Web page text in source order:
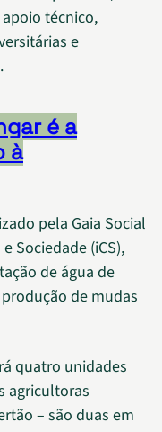
técnico,
e
é a
à
pela Gaia Social
Sociedade (iCS),
de água de
de mudas
quatro unidades
agricultoras
– são duas em